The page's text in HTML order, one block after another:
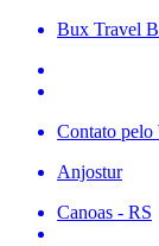
Bux Travel
Contato
Anjostur
Canoas - RS